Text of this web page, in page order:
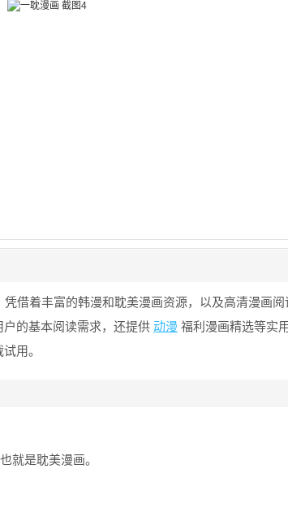
凭借着丰富的韩漫和耽美漫画资源，以及高清漫画
的基本阅读需求，还提供 动漫 福利漫画精选等实
用。
就是耽美漫画。